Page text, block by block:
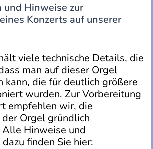
und Hinweise zur
Konzerts auf unserer
viele technische Details, die
man auf dieser Orgel
kann, die für deutlich größere
wurden. Zur Vorbereitung
empfehlen wir, die
Orgel gründlich
Alle Hinweise und
finden Sie hier: